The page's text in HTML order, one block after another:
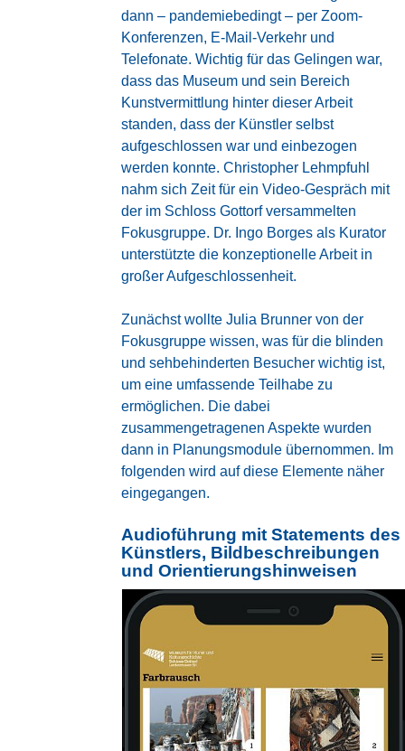
dann – pandemiebedingt – per Zoom-
Konferenzen, E-Mail-Verkehr und
Telefonate. Wichtig für das Gelingen war,
dass das Museum und sein Bereich
Kunstvermittlung hinter dieser Arbeit
standen, dass der Künstler selbst
aufgeschlossen war und einbezogen
werden konnte. Christopher Lehmpfuhl
nahm sich Zeit für ein Video-Gespräch mit
der im Schloss Gottorf versammelten
Fokusgruppe. Dr. Ingo Borges als Kurator
unterstützte die konzeptionelle Arbeit in
großer Aufgeschlossenheit.
Zunächst wollte Julia Brunner von der
Fokusgruppe wissen, was für die blinden
und sehbehinderten Besucher wichtig ist,
um eine umfassende Teilhabe zu
ermöglichen. Die dabei
zusammengetragenen Aspekte wurden
dann in Planungsmodule übernommen. Im
folgenden wird auf diese Elemente näher
eingegangen.
Audioführung mit Statements des
Künstlers, Bildbeschreibungen
und Orientierungshinweisen